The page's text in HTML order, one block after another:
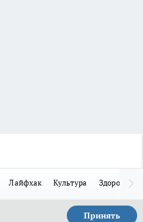
Лайфхак Культура Здоровье
Принять